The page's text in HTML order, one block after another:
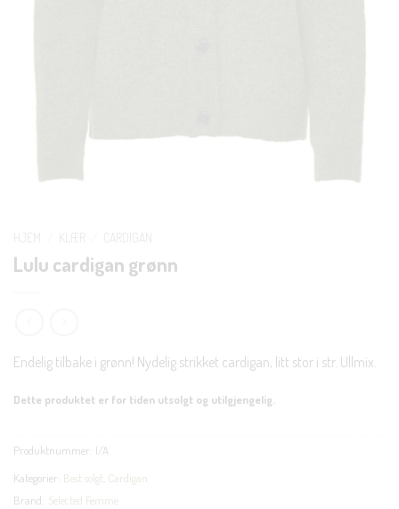
Lulu cardigan grønn
Endelig tilbake i grønn! Nydelig strikket cardigan, litt stor i str. Ullmix.
Dette produktet er for tiden utsolgt og utilgjengelig.
Produktnummer: I/A
Kategorier: Best solgt Cardigan
Brand: Selected Femme